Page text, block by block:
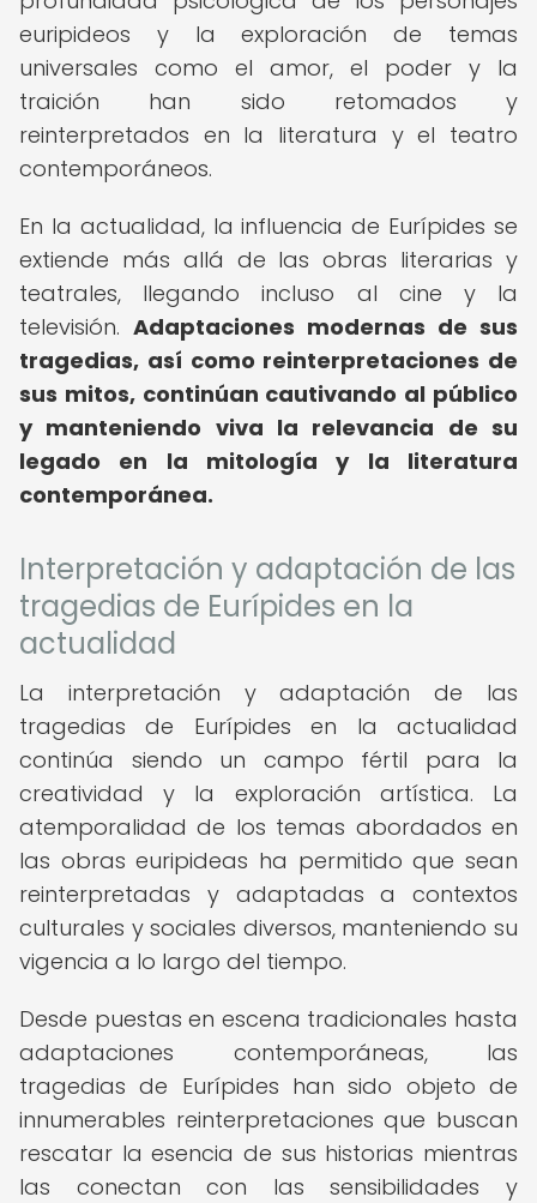
euripideos y la exploración de temas
universales como el amor, el poder y la
traición han sido retomados y
reinterpretados en la literatura y el teatro
contemporáneos.
En la actualidad, la influencia de Eurípides se
extiende más allá de las obras literarias y
teatrales, llegando incluso al cine y la
televisión. Adaptaciones modernas de sus
tragedias, así como reinterpretaciones de
sus mitos, continúan cautivando al público
y manteniendo viva la relevancia de su
legado en la mitología y la literatura
contemporánea.
Interpretación y adaptación de las
tragedias de Eurípides en la
actualidad
La interpretación y adaptación de las
tragedias de Eurípides en la actualidad
continúa siendo un campo fértil para la
creatividad y la exploración artística. La
atemporalidad de los temas abordados en
las obras euripideas ha permitido que sean
reinterpretadas y adaptadas a contextos
culturales y sociales diversos, manteniendo su
vigencia a lo largo del tiempo.
Desde puestas en escena tradicionales hasta
adaptaciones contemporáneas, las
tragedias de Eurípides han sido objeto de
innumerables reinterpretaciones que buscan
rescatar la esencia de sus historias mientras
las conectan con las sensibilidades y